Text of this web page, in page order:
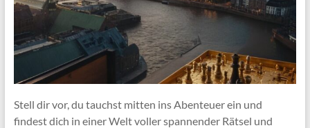
Stell dir vor, du tauchst mitten ins Abenteuer ein und
findest dich in einer Welt voller spannender Rätsel und